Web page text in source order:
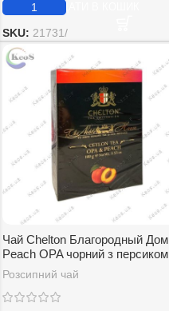
SKU: 21731/
Чай Chelton Благородный Дом
Peach OPA чорний з персиком
100 г
Розсипний чай